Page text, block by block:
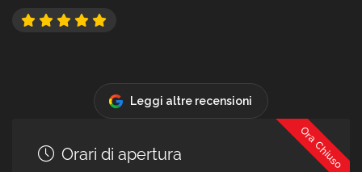
Leggi altre recensioni
Ora Chiuso
Orari di apertura